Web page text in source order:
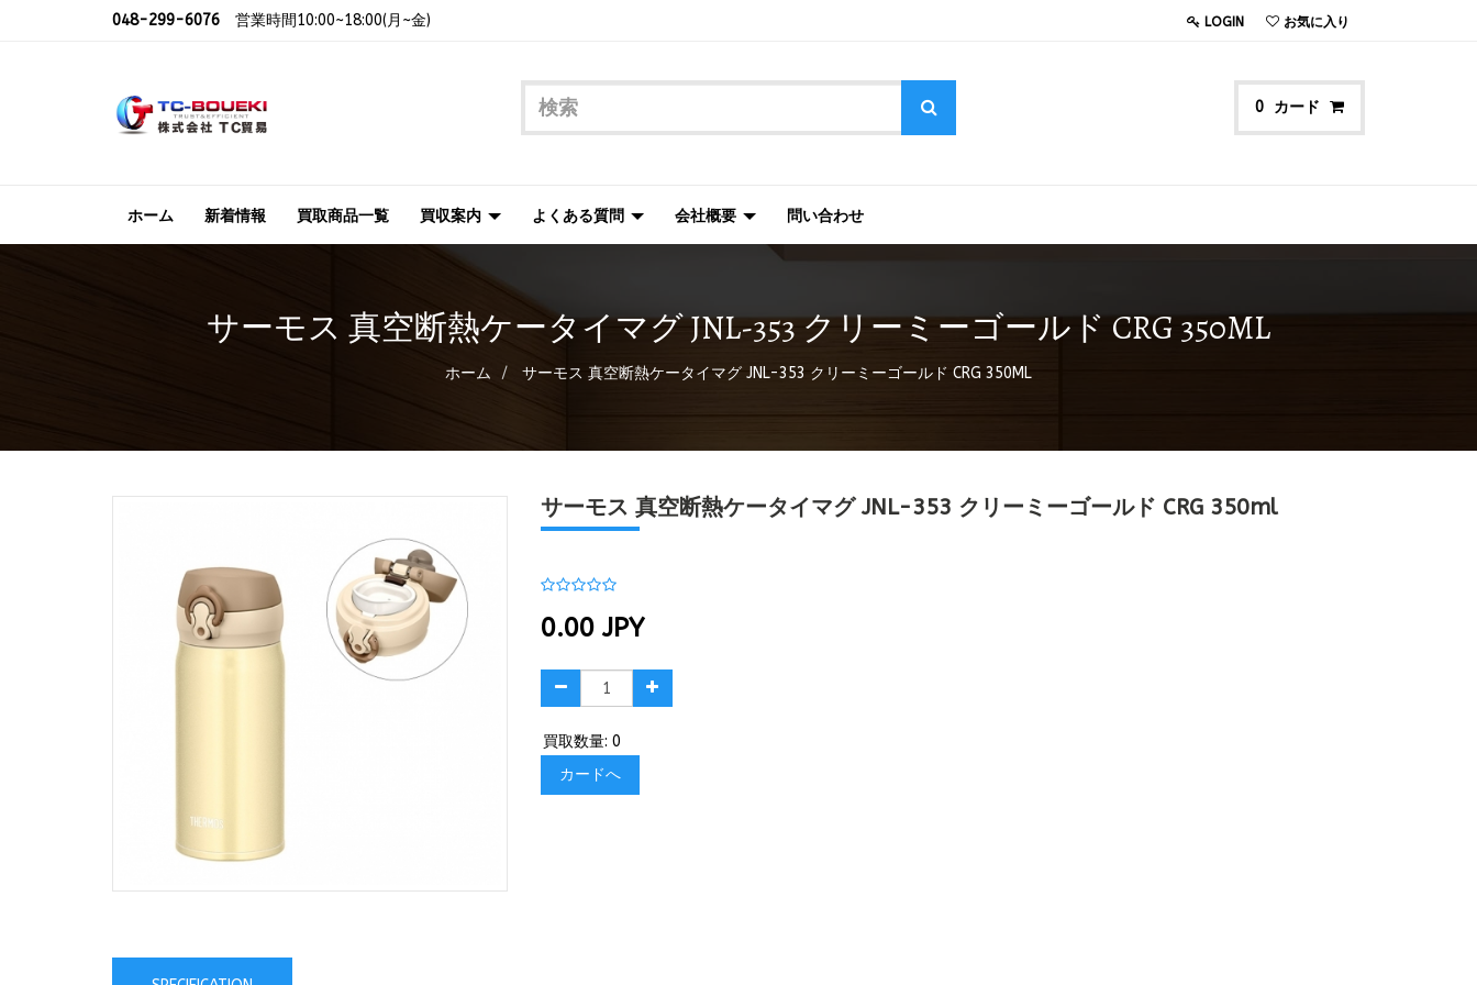
048-299-6076 営業時間10:00~18:00(月~金) LOGIN お気に入り
0 カード
ホーム 新着情報 買取商品一覧 買収案内 よくある質問 会社概要 問い合わせ
サーモス 真空断熱ケータイマグ JNL-353 クリーミーゴールド CRG 350ML
ホーム サーモス 真空断熱ケータイマグ JNL-353 クリーミーゴールド CRG 350ML
サーモス 真空断熱ケータイマグ JNL-353 クリーミーゴールド CRG 350ml
0.00 JPY
買取数量: 0
カードへ